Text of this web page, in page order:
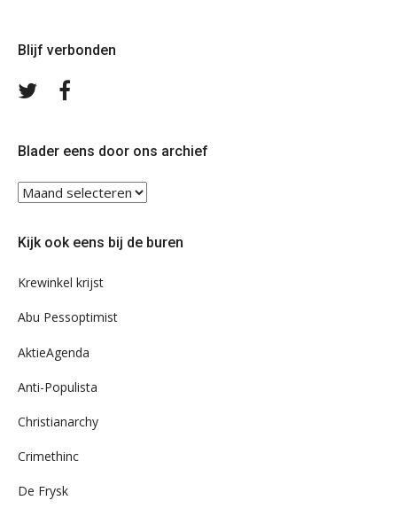
Blijf verbonden
Volg
Blader eens door ons archief
Blader
ons
Kijk ook eens bij de buren
Krewinkel krijst
Abu Pessoptimist
AktieAgenda
Anti-Populista
Christianarchy
Crimethinc
De Frysk